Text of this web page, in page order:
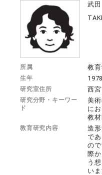
武
所属 教
生年
研究室住所 西
研究分野・キーワー
ド
美
に
教
教育研究内容
造
で
の
際
う
いま